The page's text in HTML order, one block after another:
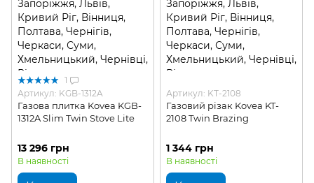
1
Артикул: KGB-1312A
Газова плитка Kovea KGB-
1312A Slim Twin Stove Lite
13 296 грн
В наявності
Артикул: KT-2108
Газовий різак Kovea KT-
2108 Twin Brazing
1 344 грн
В наявності